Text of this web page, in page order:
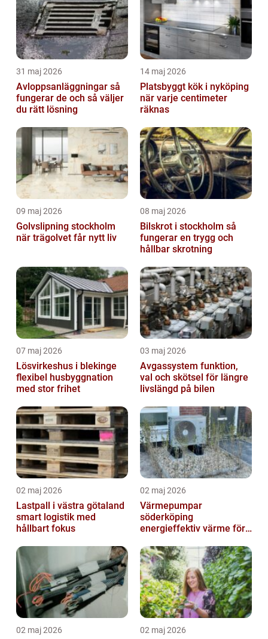
31 maj 2026
Avloppsanläggningar så
fungerar de och så väljer
du rätt lösning
14 maj 2026
Platsbyggt kök i nyköping
när varje centimeter
räknas
09 maj 2026
Golvslipning stockholm
när trägolvet får nytt liv
08 maj 2026
Bilskrot i stockholm så
fungerar en trygg och
hållbar skrotning
07 maj 2026
Lösvirkeshus i blekinge
flexibel husbyggnation
med stor frihet
03 maj 2026
Avgassystem funktion,
val och skötsel för längre
livslängd på bilen
02 maj 2026
Lastpall i västra götaland
smart logistik med
hållbart fokus
02 maj 2026
Värmepumpar
söderköping
energieffektiv värme för
02 maj 2026 02 maj 2026